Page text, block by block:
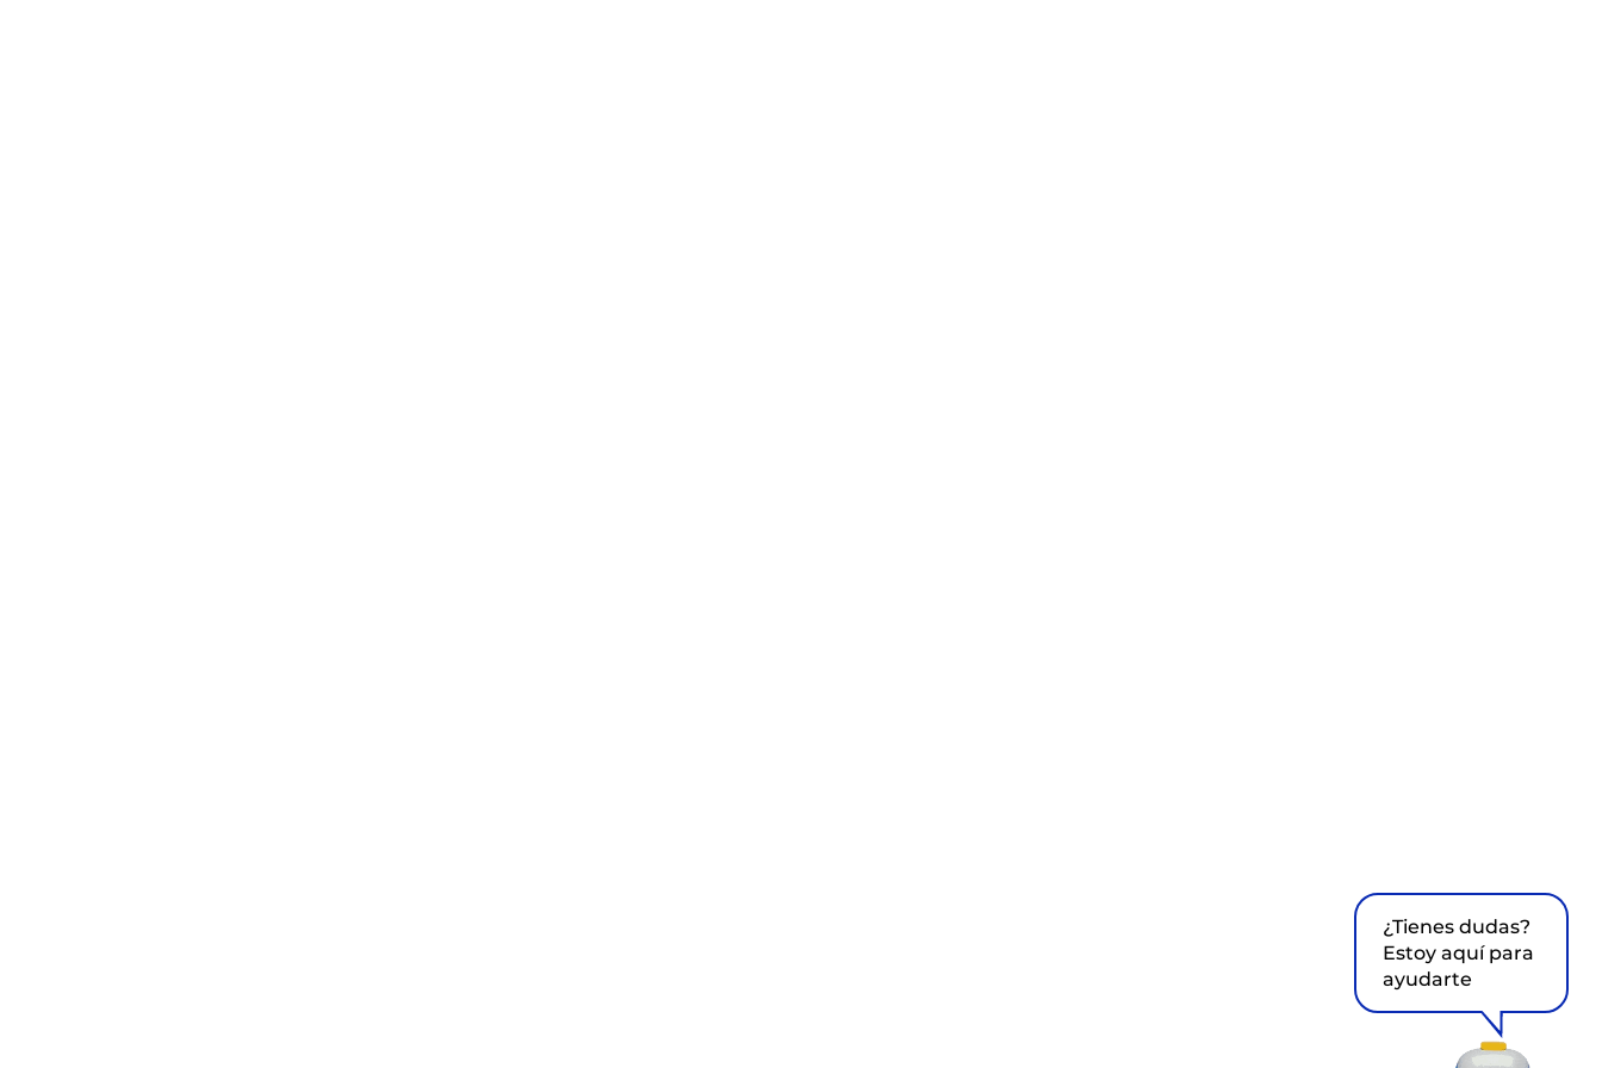
¿Tienes dudas?
Estoy aquí para
ayudarte